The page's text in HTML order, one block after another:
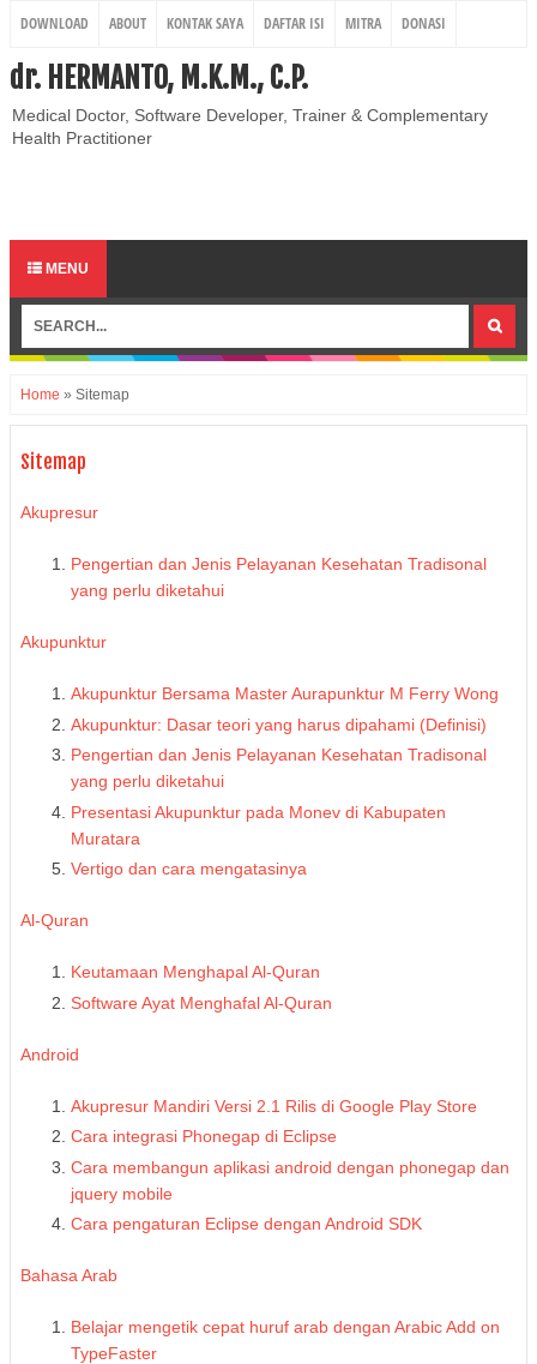
DOWNLOAD ABOUT KONTAK SAYA DAFTAR ISI MITRA DONASI
REGISTRASI
dr. HERMANTO, M.K.M., C.P.
Medical Doctor, Software Developer, Trainer & Complementary
Health Practitioner
MENU
Home » Sitemap
Sitemap
Akupresur
Pengertian dan Jenis Pelayanan Kesehatan Tradisonal
yang perlu diketahui
Akupunktur
Akupunktur Bersama Master Aurapunktur M Ferry Wong
Akupunktur: Dasar teori yang harus dipahami (Definisi)
Pengertian dan Jenis Pelayanan Kesehatan Tradisonal
yang perlu diketahui
Presentasi Akupunktur pada Monev di Kabupaten
Muratara
Vertigo dan cara mengatasinya
Al-Quran
Keutamaan Menghapal Al-Quran
Software Ayat Menghafal Al-Quran
Android
Akupresur Mandiri Versi 2.1 Rilis di Google Play Store
Cara integrasi Phonegap di Eclipse
Cara membangun aplikasi android dengan phonegap dan
jquery mobile
Cara pengaturan Eclipse dengan Android SDK
Bahasa Arab
Belajar mengetik cepat huruf arab dengan Arabic Add on
TypeFaster